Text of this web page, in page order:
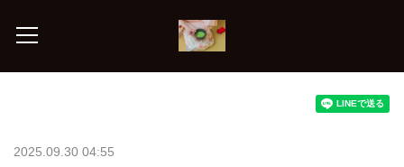
2025.09.30 04:55